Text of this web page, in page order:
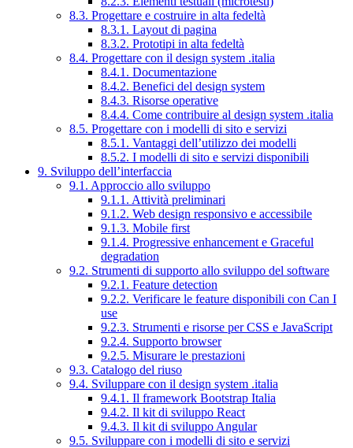
8.3. Progettare e costruire in alta fedeltà
8.3.1. Layout di pagina
8.3.2. Prototipi in alta fedeltà
8.4. Progettare con il design system .italia
8.4.1. Documentazione
8.4.2. Benefici del design system
8.4.3. Risorse operative
8.4.4. Come contribuire al design system .italia
8.5. Progettare con i modelli di sito e servizi
8.5.1. Vantaggi dell’utilizzo dei modelli
8.5.2. I modelli di sito e servizi disponibili
9. Sviluppo dell’interfaccia
9.1. Approccio allo sviluppo
9.1.1. Attività preliminari
9.1.2. Web design responsivo e accessibile
9.1.3. Mobile first
9.1.4. Progressive enhancement e Graceful
degradation
9.2. Strumenti di supporto allo sviluppo del software
9.2.1. Feature detection
9.2.2. Verificare le feature disponibili con Can I
use
9.2.3. Strumenti e risorse per CSS e JavaScript
9.2.4. Supporto browser
9.2.5. Misurare le prestazioni
9.3. Catalogo del riuso
9.4. Sviluppare con il design system .italia
9.4.1. Il framework Bootstrap Italia
9.4.2. Il kit di sviluppo React
9.4.3. Il kit di sviluppo Angular
9.5. Sviluppare con i modelli di sito e servizi